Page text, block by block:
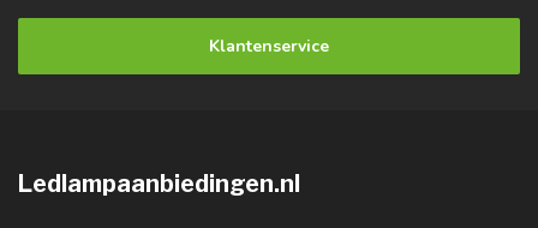
Klantenservice
Ledlampaanbiedingen.nl